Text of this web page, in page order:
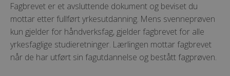
Fagbrevet er et avsluttende dokument og beviset du
mottar etter fullført yrkesutdanning. Mens svenneprøven
kun gjelder for håndverksfag, gjelder fagbrevet for alle
yrkesfaglige studieretninger. Lærlingen mottar fagbrevet
når de har utført sin fagutdannelse og bestått fagprøven.